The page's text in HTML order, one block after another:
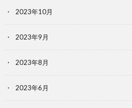
2023年10月
2023年9月
2023年8月
2023年6月